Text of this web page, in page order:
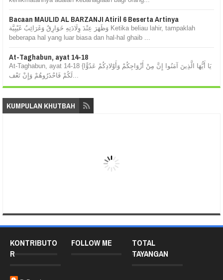
Bacaan MAULID AL BARZANJI Atiril 6 Beserta Artinya
وَظَهَرَ عِنْدَ وِلَادَتِهِ خَوَارِقُ وَغَرَائِبُ غَيْبِيَّة Ketika beliau lahir, tampaklah
beberapa hal yang luar biasa dan hal-hal ghaib ...
At-Taghabun, ayat 14-18
At-Taghabun, ayat 14-18 {يَا أَيُّهَا الَّذِينَ آمَنُوا إِنَّ مِنْ أَزْوَاجِكُمْ وَأَوْلادِكُمْ عَدُوًّا
لَكُمْ فَاحْذَرُوهُمْ وَإِنْ تَعْف...
KUMPULAN KHUTBAH
KONTRIBUTO
R
FOLLOW ME
TOTAL
TAYANGAN